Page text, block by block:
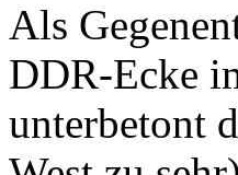
Als
DDR-Ecke
unterbetont